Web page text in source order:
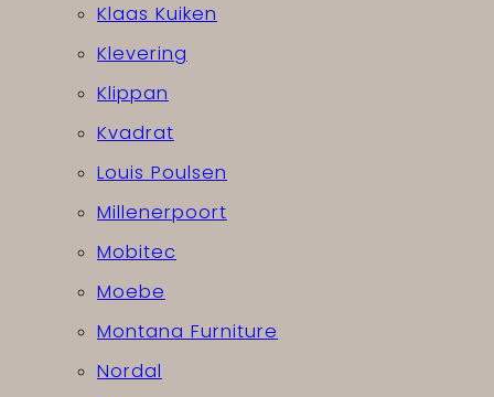
Klaas Kuiken
Klevering
Klippan
Kvadrat
Louis Poulsen
Millenerpoort
Mobitec
Moebe
Montana Furniture
Nordal